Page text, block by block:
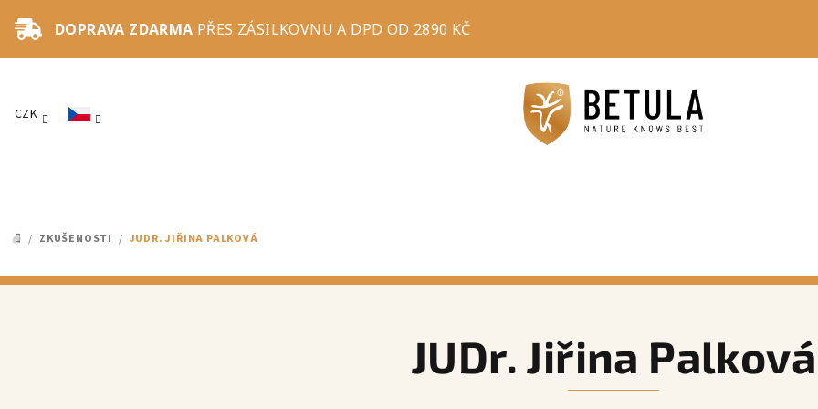
na
obsah
DOPRAVA ZDARMA PŘES ZÁSILKOVNU A DPD OD 2890 KČ
CZK
DOMŮ
/ ZKUŠENOSTI / JUDR. JIŘINA PALKOVÁ
JUDr. Jiřina Palková